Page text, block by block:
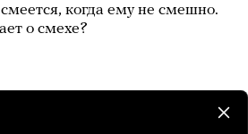
когда ему не смешно.
о смехе?